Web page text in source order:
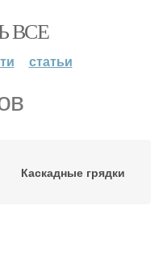
ВСЕ
статьи
Каскадные грядки